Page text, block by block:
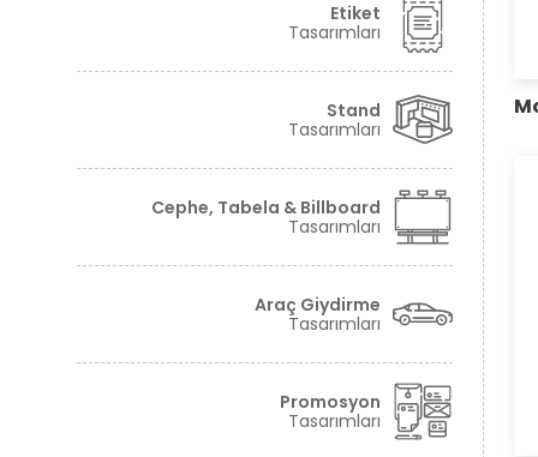
Etiket
Tasarımları
Stand
Tasarımları
Cephe, Tabela & Billboard
Tasarımları
Araç Giydirme
Tasarımları
Promosyon
Tasarımları